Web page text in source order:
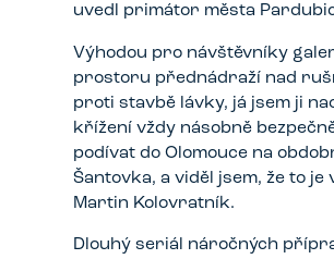
uvedl primátor města
Výhodou pro návštěvníky
prostoru přednádraží nad
proti stavbě lávky, já jsem ji
křížení vždy násobně
podívat do Olomouce na
Šantovka, a viděl jsem, že to
Martin Kolovratník.
Dlouhý seriál náročných